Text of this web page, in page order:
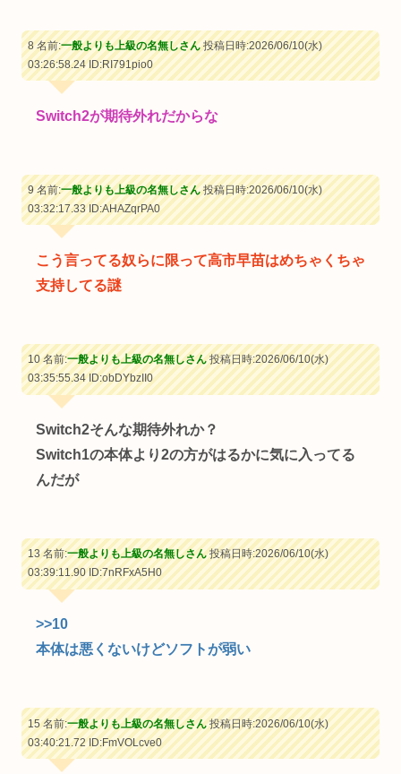
8 名前:一般よりも上級の名無しさん投稿日時:2026/06/10(水)
03:26:58.24ID:RI791pio0
Switch2が期待外れだからな
9 名前:一般よりも上級の名無しさん投稿日時:2026/06/10(水)
03:32:17.33ID:AHAZqrPA0
こう言ってる奴らに限って高市早苗はめちゃくちゃ
支持してる謎
10 名前:一般よりも上級の名無しさん投稿日時:2026/06/10(水)
03:35:55.34ID:obDYbzII0
Switch2そんな期待外れか？
Switch1の本体より2の方がはるかに気に入ってる
んだが
13 名前:一般よりも上級の名無しさん投稿日時:2026/06/10(水)
03:39:11.90ID:7nRFxA5H0
>>10
本体は悪くないけどソフトが弱い
15 名前:一般よりも上級の名無しさん投稿日時:2026/06/10(水)
03:40:21.72ID:FmVOLcve0